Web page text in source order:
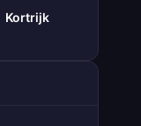
Kortrijk